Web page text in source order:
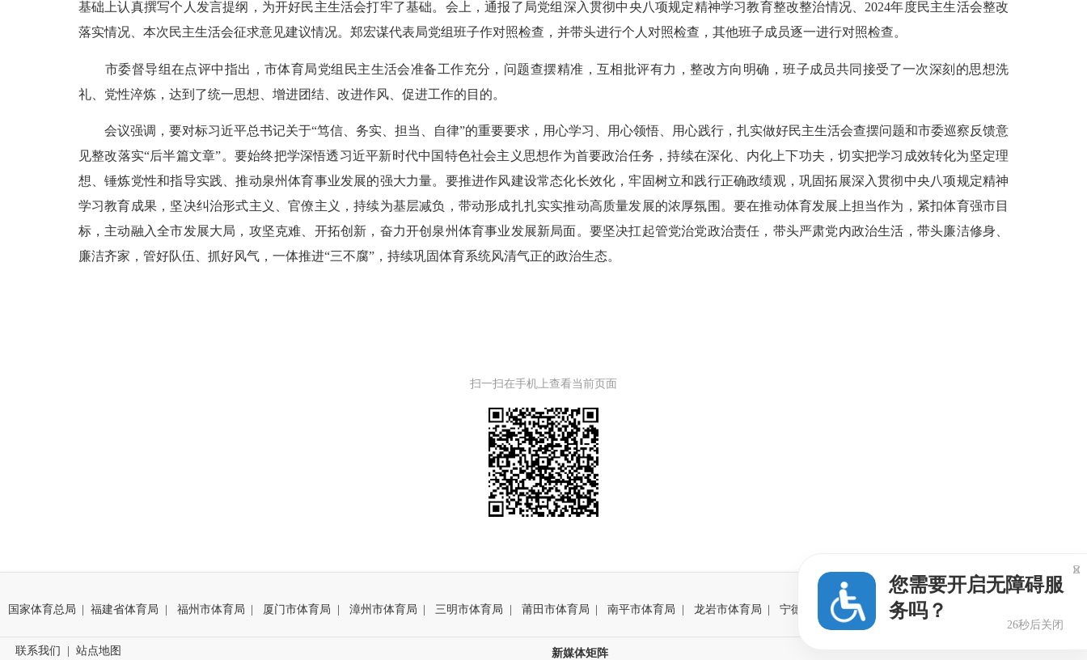
基础上认真撰写个人发言提纲，为开好民主生活会打牢了基础。会上，通报了局党组深入贯彻中央八项规定精神学习教育整改整治情况、2024年度民主生活会整改
落实情况、本次民主生活会征求意见建议情况。郑宏谋代表局党组班子作对照检查，并带头进行个人对照检查，其他班子成员逐一进行对照检查。
市委督导组在点评中指出，市体育局党组民主生活会准备工作充分，问题查摆精准，互相批评有力，整改方向明确，班子成员共同接受了一次深刻的思想洗
礼、党性淬炼，达到了统一思想、增进团结、改进作风、促进工作的目的。
会议强调，要对标习近平总书记关于“笃信、务实、担当、自律”的重要要求，用心学习、用心领悟、用心践行，扎实做好民主生活会查摆问题和市委巡察反馈意
见整改落实“后半篇文章”。要始终把学深悟透习近平新时代中国特色社会主义思想作为首要政治任务，持续在深化、内化上下功夫，切实把学习成效转化为坚定理
想、锤炼党性和指导实践、推动泉州体育事业发展的强大力量。要推进作风建设常态化长效化，牢固树立和践行正确政绩观，巩固拓展深入贯彻中央八项规定精神
学习教育成果，坚决纠治形式主义、官僚主义，持续为基层减负，带动形成扎扎实实推动高质量发展的浓厚氛围。要在推动体育发展上担当作为，紧扣体育强市目
标，主动融入全市发展大局，攻坚克难、开拓创新，奋力开创泉州体育事业发展新局面。要坚决扛起管党治党政治责任，带头严肃党内政治生活，带头廉洁修身、
廉洁齐家，管好队伍、抓好风气，一体推进“三不腐”，持续巩固体育系统风清气正的政治生态。
扫一扫在手机上查看当前页面
国家体育总局 福建省体育局 福州市体育局 厦门市体育局 漳州市体育局 三明市体育局 莆田市体育局 南平市体育局 龙岩市体育局 宁德市体育局 |
联系我们 | 站点地图 新媒体矩阵
您需要开启无障碍服
务吗？
25秒后关闭
